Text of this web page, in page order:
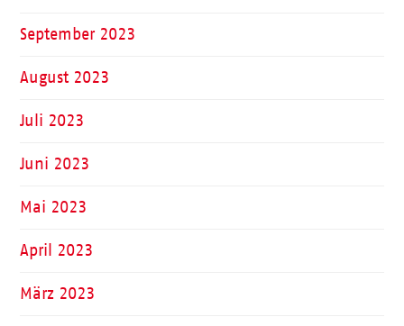
September 2023
August 2023
Juli 2023
Juni 2023
Mai 2023
April 2023
März 2023